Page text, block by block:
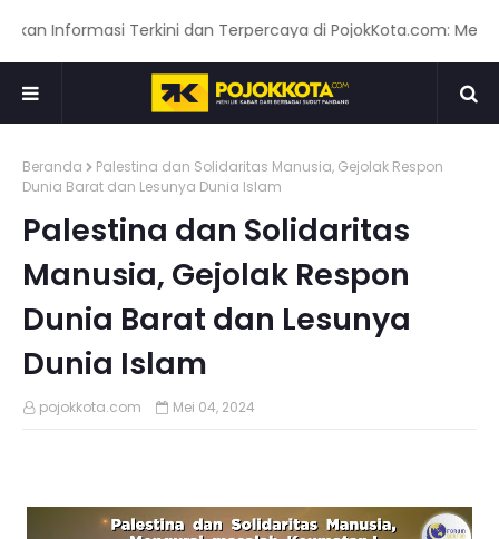
Informasi Terkini dan Terpercaya di PojokKota.com:
Beranda
Palestina dan Solidaritas Manusia, Gejolak Respon
Dunia Barat dan Lesunya Dunia Islam
Palestina dan Solidaritas
Manusia, Gejolak Respon
Dunia Barat dan Lesunya
Dunia Islam
pojokkota.com Mei 04, 2024